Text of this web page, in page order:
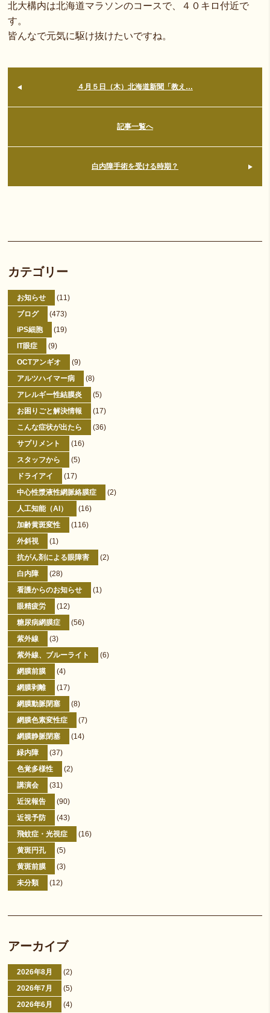
北大構内は北海道マラソンのコースで、４０キロ付近で
す。
皆んなで元気に駆け抜けたいですね。
４月５日（木）北海道新聞「教え…
記事一覧へ
白内障手術を受ける時期？
カテゴリー
お知らせ
(11)
ブログ
(473)
iPS細胞
(19)
IT眼症
(9)
OCTアンギオ
(9)
アルツハイマー病
(8)
アレルギー性結膜炎
(5)
お困りごと解決情報
(17)
こんな症状が出たら
(36)
サプリメント
(16)
スタッフから
(5)
ドライアイ
(17)
中心性漿液性網脈絡膜症
(2)
人工知能（AI）
(16)
加齢黄斑変性
(116)
外斜視
(1)
抗がん剤による眼障害
(2)
白内障
(28)
看護からのお知らせ
(1)
眼精疲労
(12)
糖尿病網膜症
(56)
紫外線
(3)
紫外線、ブルーライト
(6)
網膜前膜
(4)
網膜剥離
(17)
網膜動脈閉塞
(8)
網膜色素変性症
(7)
網膜静脈閉塞
(14)
緑内障
(37)
色覚多様性
(2)
講演会
(31)
近況報告
(90)
近視予防
(43)
飛蚊症・光視症
(16)
黄斑円孔
(5)
黄斑前膜
(3)
未分類
(12)
アーカイブ
2026年8月
(2)
2026年7月
(5)
2026年6月
(4)